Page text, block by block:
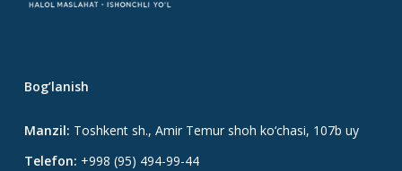
Bog’lanish
Manzil: Toshkent sh., Amir Temur shoh ko‘chasi, 107b uy
Telefon: +998 (95) 494-99-44